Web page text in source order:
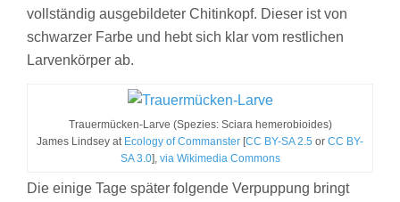
vollständig ausgebildeter Chitinkopf. Dieser ist von
schwarzer Farbe und hebt sich klar vom restlichen
Larvenkörper ab.
Trauermücken-Larve (Spezies: Sciara hemerobioides)
James Lindsey at Ecology of Commanster [CC BY-SA 2.5 or CC BY-
SA 3.0], via Wikimedia Commons
Die einige Tage später folgende Verpuppung bringt